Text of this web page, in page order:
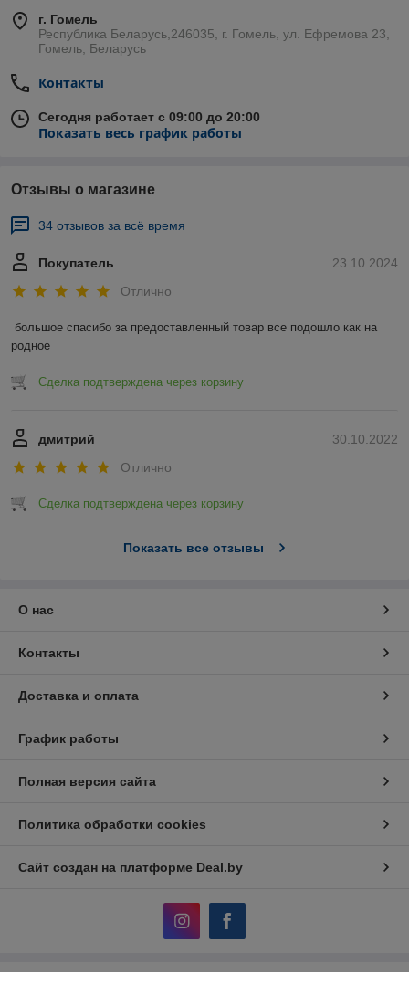
г. Гомель
Республика Беларусь,246035, г. Гомель, ул. Ефремова 23,
Гомель, Беларусь
Контакты
Сегодня работает с 09:00 до 20:00
Показать весь график работы
Отзывы о магазине
34 отзывов за всё время
23.10.2024
Покупатель
Отлично
большое спасибо за предоставленный товар все подошло как на
родное
Сделка подтверждена через корзину
30.10.2022
дмитрий
Отлично
Сделка подтверждена через корзину
Показать все отзывы
О нас
Контакты
Доставка и оплата
График работы
Полная версия сайта
Политика обработки cookies
Сайт создан на платформе Deal.by